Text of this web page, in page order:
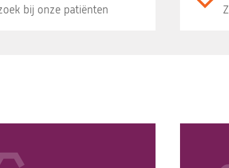
bij onze patiënten